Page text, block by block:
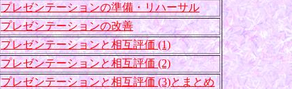
プレゼンテーションの準備・リハーサル
プレゼンテーションの改善
プレゼンテーションと相互評価 (1)
プレゼンテーションと相互評価 (2)
プレゼンテーションと相互評価 (3)とまとめ